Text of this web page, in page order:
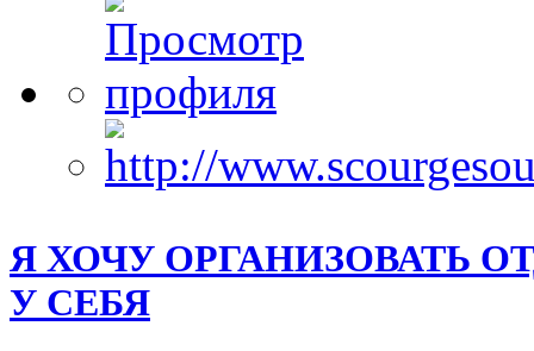
Я ХОЧУ ОРГАНИЗОВАТЬ
У СЕБЯ